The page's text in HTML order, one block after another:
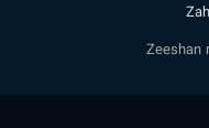
Zeeshan